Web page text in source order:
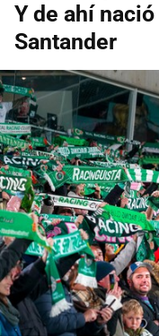
Y de ahí
Santander